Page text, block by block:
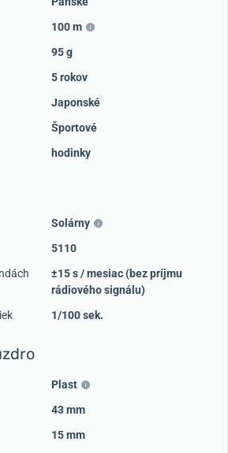
100 m
95 g
5 rokov
Japonské
Športové
hodinky
Solárny
5110
±15 s / mesiac (bez príjmu
rádiového signálu)
1/100 sek.
Plast
43 mm
15 mm